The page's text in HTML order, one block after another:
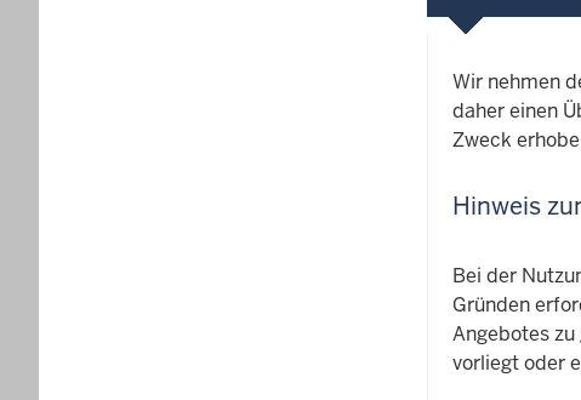
Wir nehmen
daher einen
Zweck
Hinweis
Bei der
Gründen
Angebotes
vorliegt oder